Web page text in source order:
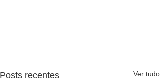
Posts recentes Ver tudo